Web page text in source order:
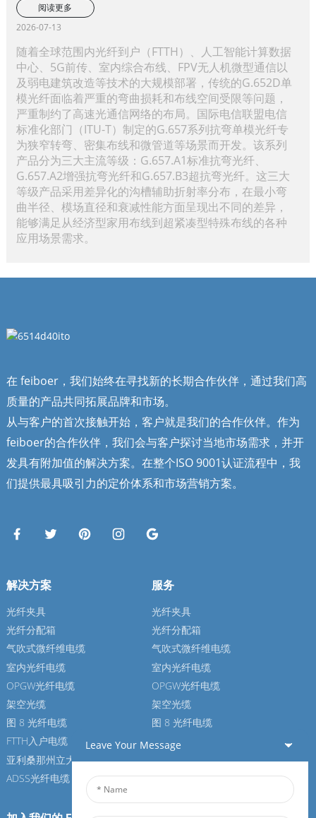
阅读更多
2026-07-13
随着全球范围内光纤到户（FTTH）、人工智能计算数据
中心、5G前传、室内综合布线、FPV无人机微型通信以
及弱电建筑改造等技术的大规模部署，传统的G.652D单
模光纤面临着严重的弯曲损耗和布线空间受限等问题，
严重制约了高速光通信网络的布局。国际电信联盟电信
标准化部门（ITU-T）制定的G.657系列抗弯单模光纤专
为狭窄转弯、密集布线和微管道等场景而开发。该系列
产品分为三大主流等级：G.657.A1标准抗弯光纤、
G.657.A2增强抗弯光纤和G.657.B3超抗弯光纤。这三大
等级产品采用差异化的沟槽辅助折射率分布，在最小弯
曲半径、模场直径和衰减性能方面呈现出不同的差异，
能够满足从经济型家用布线到超紧凑型特殊布线的各种
应用场景需求。
在 feiboer，我们始终在寻找新的长期合作伙伴，通过我们高
质量的产品共同拓展品牌和市场。
从与客户的首次接触开始，客户就是我们的合作伙伴。作为
feiboer的合作伙伴，我们会与客户探讨当地市场需求，并开
发具有附加值的解决方案。在整个ISO 9001认证流程中，我
们提供最具吸引力的定价体系和市场营销方案。
解决方案
光纤夹具
光纤分配箱
气吹式微纤维电缆
室内光纤电缆
OPGW光纤电缆
架空光缆
图 8 光纤电缆
FTTH入户电缆
亚利桑那州立大学光纤电缆
ADSS光纤电缆
服务
光纤夹具
光纤分配箱
气吹式微纤维电缆
室内光纤电缆
OPGW光纤电缆
架空光缆
图 8 光纤电缆
FTTH入户电缆
亚利桑那州立大学光纤电缆
ADSS光纤电缆
Leave Your Message